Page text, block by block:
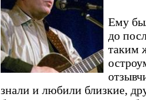
Ему
до
таким
знали и любили близкие,